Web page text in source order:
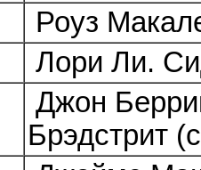
Роуз
Лори Ли.
Джон
Брэдстрит